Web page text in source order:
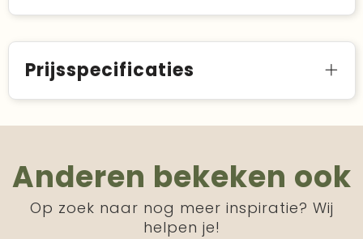
Prijsspecificaties
Anderen bekeken ook
Op zoek naar nog meer inspiratie? Wij
helpen je!